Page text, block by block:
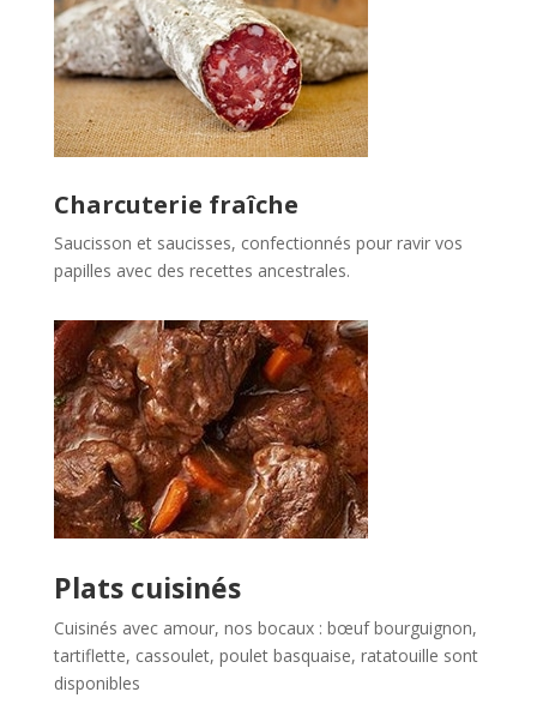
Charcuterie fraîche
Saucisson et saucisses, confectionnés pour ravir vos
papilles avec des recettes ancestrales.
Plats cuisinés
Cuisinés avec amour, nos bocaux : bœuf bourguignon,
tartiflette, cassoulet, poulet basquaise, ratatouille sont
disponibles